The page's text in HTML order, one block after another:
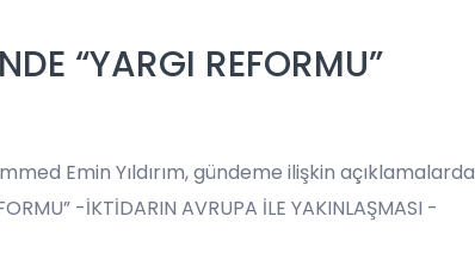
“YARGI REFORMU”
Emin Yıldırım, gündeme ilişkin açıklamalarda
-İKTİDARIN AVRUPA İLE YAKINLAŞMASI -